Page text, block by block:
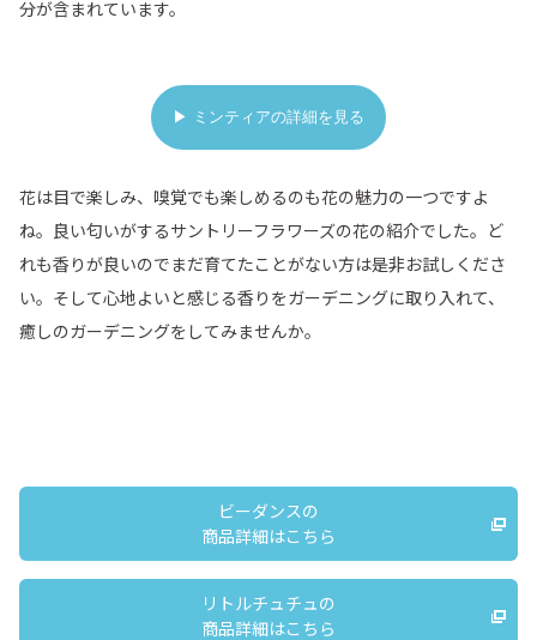
分が含まれています。
▶ ミンティアの詳細を見る
花は目で楽しみ、嗅覚でも楽しめるのも花の魅力の一つですよ
ね。良い匂いがするサントリーフラワーズの花の紹介でした。ど
れも香りが良いのでまだ育てたことがない方は是非お試しくださ
い。そして心地よいと感じる香りをガーデニングに取り入れて、
癒しのガーデニングをしてみませんか。
ビーダンスの
商品詳細はこちら
リトルチュチュの
商品詳細はこちら